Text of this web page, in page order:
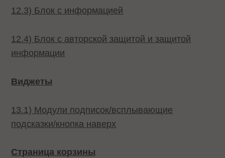
12.3) Блок с информацией
12.4) Блок с авторской защитой и защитой
информации
Виджеты
13.1) Модули подписок/всплывающие
подсказки/кнопка наверх
Страница корзины